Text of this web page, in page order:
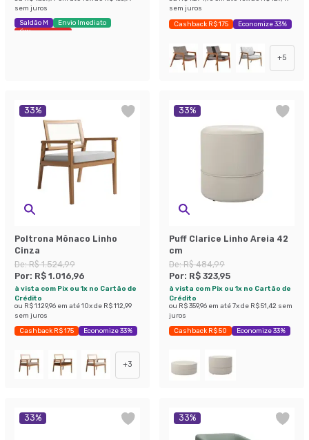
sem juros
Saldão M
Envio Imediato
Últimas peças
sem juros
Cashback R$ 175 Economize 33%
+5
33%
Poltrona Mônaco Linho
Cinza
De:R$ 1.524,99
Por: R$ 1.016,96
à vista com Pix ou 1x no Cartão de
Crédito
ou R$ 1.129,96 em até10x de R$ 112,99
sem juros
Cashback R$ 175 Economize 33%
+3
33%
Puff Clarice Linho Areia 42
cm
De:R$ 484,99
Por: R$ 323,95
à vista com Pix ou 1x no Cartão de
Crédito
ou R$ 359,96 em até7x de R$ 51,42 sem
juros
Cashback R$ 50 Economize 33%
33% 33%